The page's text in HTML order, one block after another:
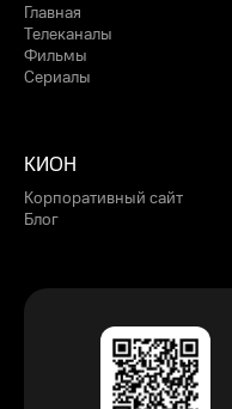
Главная
Телеканалы
Фильмы
Сериалы
КИОН
Корпоративный сайт
Блог